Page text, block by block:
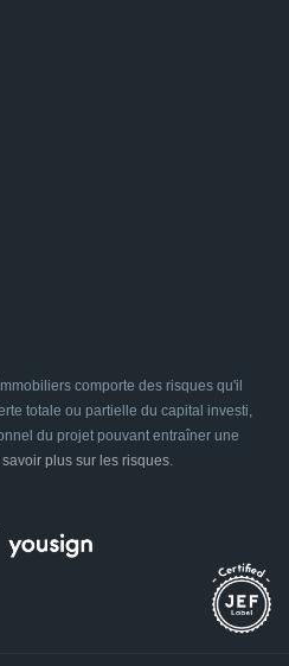
comporte des risques qu'il
totale ou partielle du capital investi,
du projet pouvant entraîner une
savoir plus sur les risques.